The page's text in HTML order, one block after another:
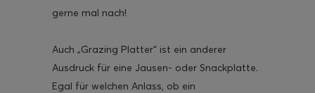
gerne mal nach!
Auch „Grazing Platter“ ist ein anderer
Ausdruck für eine Jausen- oder Snackplatte.
Egal für welchen Anlass, ob ein